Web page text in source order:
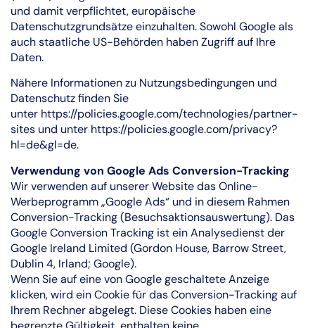
und damit verpflichtet, europäische
Datenschutzgrundsätze einzuhalten. Sowohl Google als
auch staatliche US-Behörden haben Zugriff auf Ihre
Daten.
Nähere Informationen zu Nutzungsbedingungen und
Datenschutz finden Sie
unter https://policies.google.com/technologies/partner-
sites und unter https://policies.google.com/privacy?
hl=de&gl=de.
Verwendung von Google Ads Conversion-Tracking
Wir verwenden auf unserer Website das Online-
Werbeprogramm „Google Ads“ und in diesem Rahmen
Conversion-Tracking (Besuchsaktionsauswertung). Das
Google Conversion Tracking ist ein Analysedienst der
Google Ireland Limited (Gordon House, Barrow Street,
Dublin 4, Irland; Google).
Wenn Sie auf eine von Google geschaltete Anzeige
klicken, wird ein Cookie für das Conversion-Tracking auf
Ihrem Rechner abgelegt. Diese Cookies haben eine